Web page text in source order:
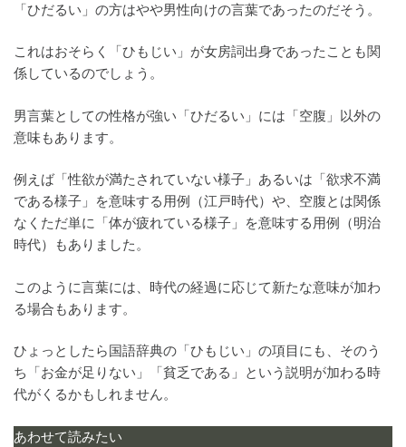
「ひだるい」の方はやや男性向けの言葉であったのだそう。
これはおそらく「ひもじい」が女房詞出身であったことも関
係しているのでしょう。
男言葉としての性格が強い「ひだるい」には「空腹」以外の
意味もあります。
例えば「性欲が満たされていない様子」あるいは「欲求不満
である様子」を意味する用例（江戸時代）や、空腹とは関係
なくただ単に「体が疲れている様子」を意味する用例（明治
時代）もありました。
このように言葉には、時代の経過に応じて新たな意味が加わ
る場合もあります。
ひょっとしたら国語辞典の「ひもじい」の項目にも、そのう
ち「お金が足りない」「貧乏である」という説明が加わる時
代がくるかもしれません。
あわせて読みたい